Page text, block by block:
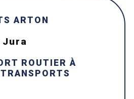
ARTON
ROUTIER À
TRANSPORTS